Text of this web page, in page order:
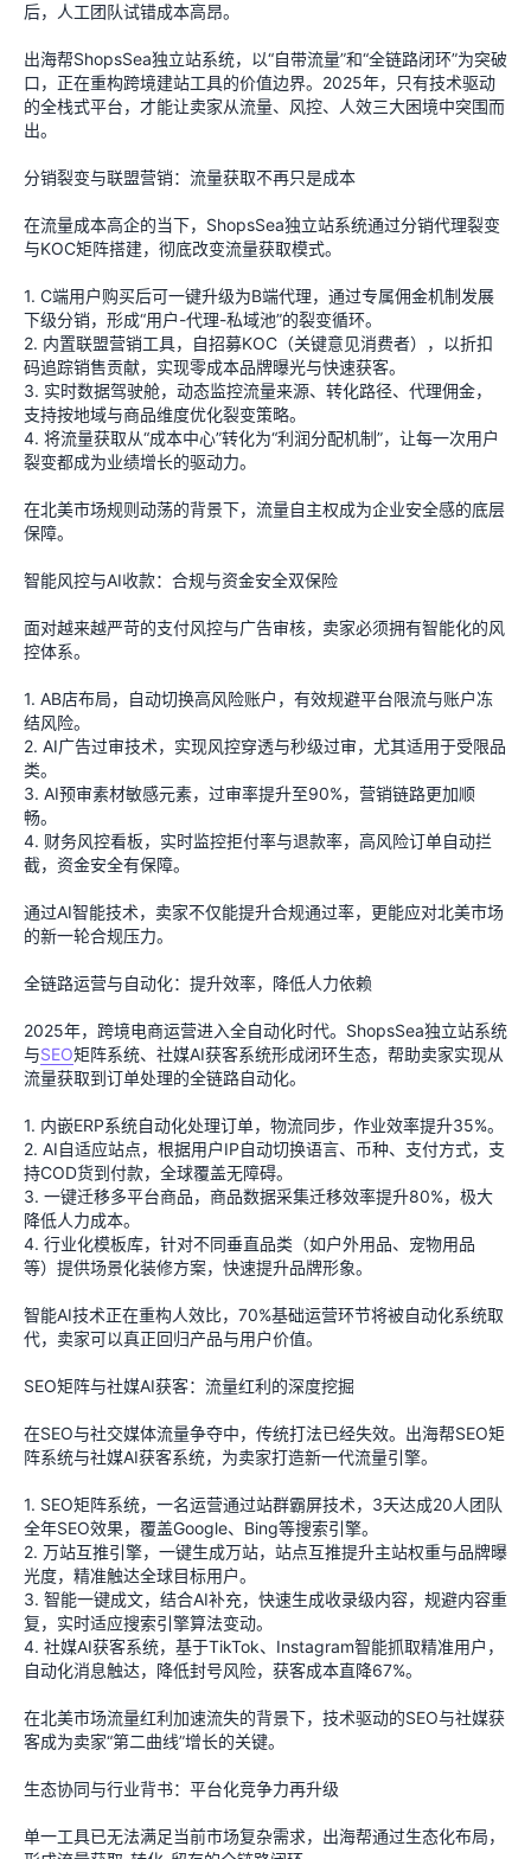
后，人工团队试错成本高昂。
出海帮ShopsSea独立站系统，以“自带流量”和“全链路闭环”为突破
口，正在重构跨境建站工具的价值边界。2025年，只有技术驱动
的全栈式平台，才能让卖家从流量、风控、人效三大困境中突围而
出。
分销裂变与联盟营销：流量获取不再只是成本
在流量成本高企的当下，ShopsSea独立站系统通过分销代理裂变
与KOC矩阵搭建，彻底改变流量获取模式。
1. C端用户购买后可一键升级为B端代理，通过专属佣金机制发展
下级分销，形成“用户-代理-私域池”的裂变循环。
2. 内置联盟营销工具，自招募KOC（关键意见消费者），以折扣
码追踪销售贡献，实现零成本品牌曝光与快速获客。
3. 实时数据驾驶舱，动态监控流量来源、转化路径、代理佣金，
支持按地域与商品维度优化裂变策略。
4. 将流量获取从“成本中心”转化为“利润分配机制”，让每一次用户
裂变都成为业绩增长的驱动力。
在北美市场规则动荡的背景下，流量自主权成为企业安全感的底层
保障。
智能风控与AI收款：合规与资金安全双保险
面对越来越严苛的支付风控与广告审核，卖家必须拥有智能化的风
控体系。
1. AB店布局，自动切换高风险账户，有效规避平台限流与账户冻
结风险。
2. AI广告过审技术，实现风控穿透与秒级过审，尤其适用于受限品
类。
3. AI预审素材敏感元素，过审率提升至90%，营销链路更加顺
畅。
4. 财务风控看板，实时监控拒付率与退款率，高风险订单自动拦
截，资金安全有保障。
通过AI智能技术，卖家不仅能提升合规通过率，更能应对北美市场
的新一轮合规压力。
全链路运营与自动化：提升效率，降低人力依赖
2025年，跨境电商运营进入全自动化时代。ShopsSea独立站系统
与SEO矩阵系统、社媒AI获客系统形成闭环生态，帮助卖家实现从
流量获取到订单处理的全链路自动化。
1. 内嵌ERP系统自动化处理订单，物流同步，作业效率提升35%。
2. AI自适应站点，根据用户IP自动切换语言、币种、支付方式，支
持COD货到付款，全球覆盖无障碍。
3. 一键迁移多平台商品，商品数据采集迁移效率提升80%，极大
降低人力成本。
4. 行业化模板库，针对不同垂直品类（如户外用品、宠物用品
等）提供场景化装修方案，快速提升品牌形象。
智能AI技术正在重构人效比，70%基础运营环节将被自动化系统取
代，卖家可以真正回归产品与用户价值。
SEO矩阵与社媒AI获客：流量红利的深度挖掘
在SEO与社交媒体流量争夺中，传统打法已经失效。出海帮SEO矩
阵系统与社媒AI获客系统，为卖家打造新一代流量引擎。
1. SEO矩阵系统，一名运营通过站群霸屏技术，3天达成20人团队
全年SEO效果，覆盖Google、Bing等搜索引擎。
2. 万站互推引擎，一键生成万站，站点互推提升主站权重与品牌曝
光度，精准触达全球目标用户。
3. 智能一键成文，结合AI补充，快速生成收录级内容，规避内容重
复，实时适应搜索引擎算法变动。
4. 社媒AI获客系统，基于TikTok、Instagram智能抓取精准用户，
自动化消息触达，降低封号风险，获客成本直降67%。
在北美市场流量红利加速流失的背景下，技术驱动的SEO与社媒获
客成为卖家“第二曲线”增长的关键。
生态协同与行业背书：平台化竞争力再升级
单一工具已无法满足当前市场复杂需求，出海帮通过生态化布局，